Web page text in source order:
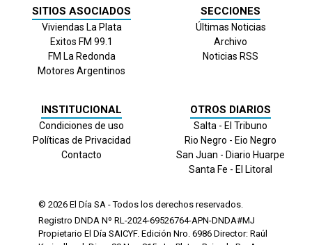
SITIOS ASOCIADOS
Viviendas La Plata
Exitos FM 99.1
FM La Redonda
Motores Argentinos
SECCIONES
Últimas Noticias
Archivo
Noticias RSS
INSTITUCIONAL
Condiciones de uso
Políticas de Privacidad
Contacto
OTROS DIARIOS
Salta - El Tribuno
Rio Negro - Eio Negro
San Juan - Diario Huarpe
Santa Fe - El Litoral
© 2026 El Día SA - Todos los derechos reservados.
Registro DNDA Nº RL-2024-69526764-APN-DNDA#MJ
Propietario El Día SAICYF. Edición Nro. 6986 Director: Raúl